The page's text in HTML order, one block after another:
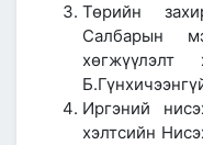
Төрийн
Салбарын
Иргэний
хэлтсийн